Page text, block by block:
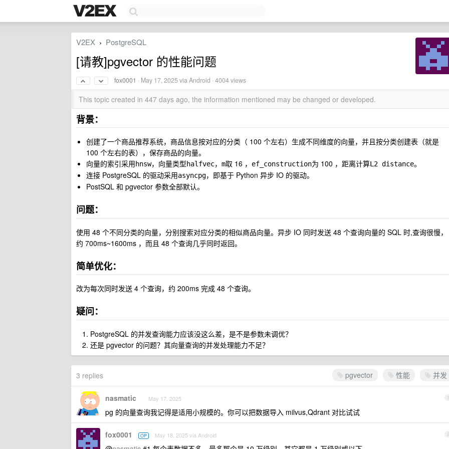
V2EX › PostgreSQL
[请教]pgvector 的性能问题
fox0001 · May 17, 2025via Android · 4004 views
This topic created in 447 days ago, the information mentioned may be changed or developed.
背景：
创建了一个商品推荐系统，商品信息按对应的分类（ 100 个左右）生成不同维度的向量，并且按分类创建表（就是
100 个左右的表），保存商品的向量。
向量的索引采用hnsw，向量类型halfvec， m取 16 ， ef_construction为 100 ，距离计算L2 distance。
连接 PostgreSQL 的驱动采用asyncpg，即基于 Python 异步 IO 的驱动。
PostSQL 和 pgvector 参数全部默认。
问题：
使用 48 个不同分类的向量，分别搜索对应分类的相似商品向量。异步 IO 同时发送 48 个查询向量的 SQL 时,查询很慢，
约 700ms~1600ms ，而且 48 个查询几乎同时返回。
简单优化：
改为每次同时发送 4 个查询，约 200ms 完成 48 个查询。
疑问：
PostgreSQL 的并发查询能力应该没这么差，是不是参数未调优？
还是 pgvector 的问题？其向量查询的并发处理能力不足？
pgvector 性能 并发
3 replies
1
nasmatic May 17, 2025
pg 的向量查询我记得是适用小规模的。你可以把数据导入 milvus,Qdrant 对比试试
2
fox0001 OP May 18, 2025 via Android